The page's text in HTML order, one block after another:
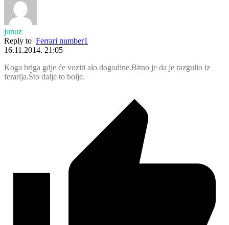
junuz
Reply to Ferrari number1
16.11.2014. 21:05
Koga briga gdje će voziti alo dogodine.Bitno je da je razgulio iz
ferarija.Što dalje to bolje.